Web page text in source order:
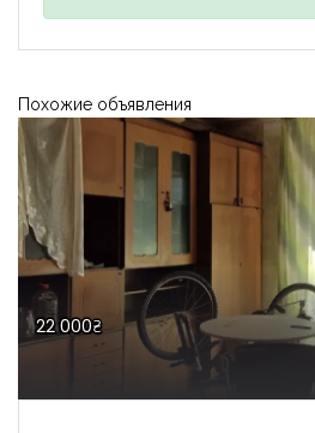
Похожие объявления
22 000₴